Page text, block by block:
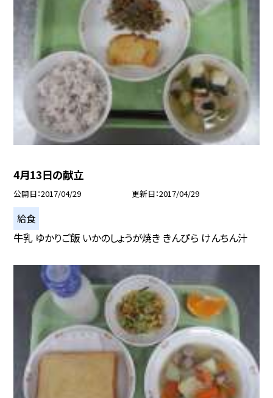
4月13日の献立
公開日 2017/04/29 更新日 2017/04/29
給食
牛乳 ゆかりご飯 いかのしょうが焼き きんぴら けんちん汁